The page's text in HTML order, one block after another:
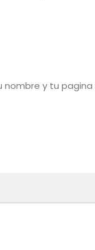
y tu